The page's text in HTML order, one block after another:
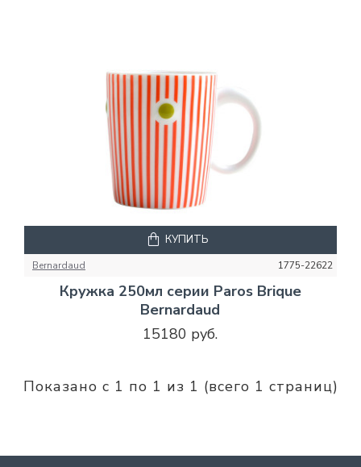
Bernardaud 1775-22622
Кружка 250мл серии Paros Brique
Bernardaud
15180 руб.
КУПИТЬ
Показано с 1 по 1 из 1 (всего 1 страниц)